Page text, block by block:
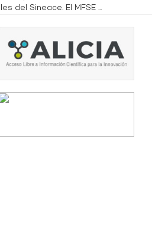
del Sineace. El MFSE ...
de la